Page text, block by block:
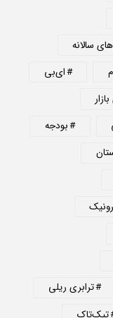
سالانه
ای‌بی
بودجه
ترابری ریلی
تیک‌تاک